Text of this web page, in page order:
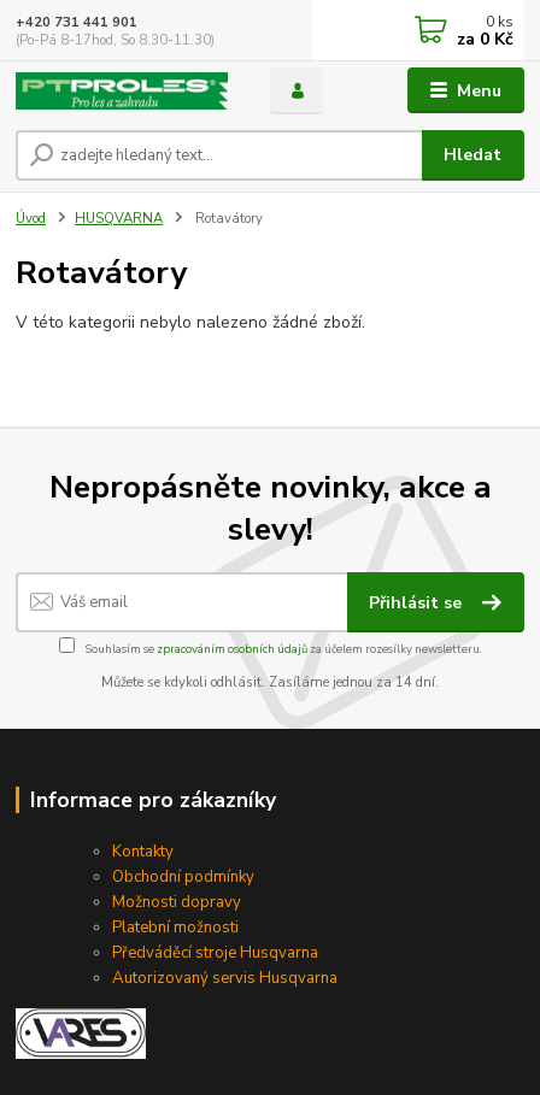
Menu
Hledat
+420 731 441 901
(Po-Pá 8-17hod, So 8.30-11.30)
0 ks
za 0 Kč
Úvod HUSQVARNA Rotavátory
Rotavátory
V této kategorii nebylo nalezeno žádné zboží.
Nepropásněte novinky, akce a
slevy!
Přihlásit se
Souhlasím se zpracováním osobních údajůza účelem rozesílky newsletteru.
Můžete se kdykoli odhlásit. Zasíláme jednou za 14 dní.
Informace pro zákazníky
Kontakty
Obchodní podmínky
Možnosti dopravy
Platební možnosti
Předváděcí stroje Husqvarna
Autorizovaný servis Husqvarna